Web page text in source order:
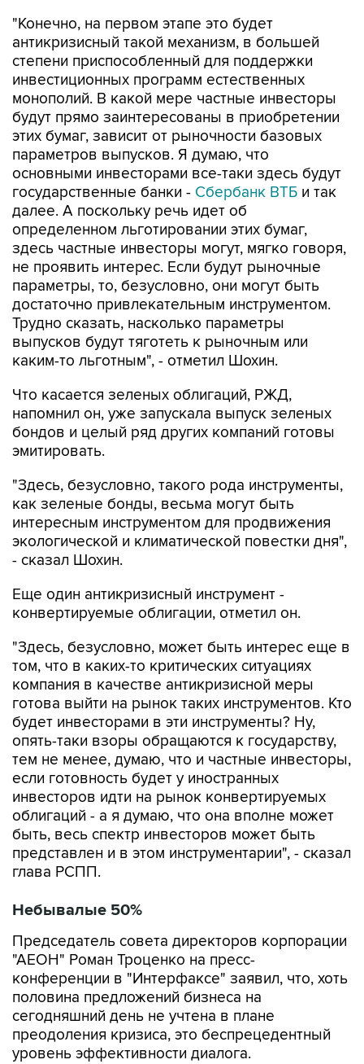
"Конечно, на первом этапе это будет
антикризисный такой механизм, в большей
степени приспособленный для поддержки
инвестиционных программ естественных
монополий. В какой мере частные инвесторы
будут прямо заинтересованы в приобретении
этих бумаг, зависит от рыночности базовых
параметров выпусков. Я думаю, что
основными инвесторами все-таки здесь будут
государственные банки - Сбербанк ВТБ и так
далее. А поскольку речь идет об
определенном льготировании этих бумаг,
здесь частные инвесторы могут, мягко говоря,
не проявить интерес. Если будут рыночные
параметры, то, безусловно, они могут быть
достаточно привлекательным инструментом.
Трудно сказать, насколько параметры
выпусков будут тяготеть к рыночным или
каким-то льготным", - отметил Шохин.
Что касается зеленых облигаций, РЖД,
напомнил он, уже запускала выпуск зеленых
бондов и целый ряд других компаний готовы
эмитировать.
"Здесь, безусловно, такого рода инструменты,
как зеленые бонды, весьма могут быть
интересным инструментом для продвижения
экологической и климатической повестки дня",
- сказал Шохин.
Еще один антикризисный инструмент -
конвертируемые облигации, отметил он.
"Здесь, безусловно, может быть интерес еще в
том, что в каких-то критических ситуациях
компания в качестве антикризисной меры
готова выйти на рынок таких инструментов. Кто
будет инвесторами в эти инструменты? Ну,
опять-таки взоры обращаются к государству,
тем не менее, думаю, что и частные инвесторы,
если готовность будет у иностранных
инвесторов идти на рынок конвертируемых
облигаций - а я думаю, что она вполне может
быть, весь спектр инвесторов может быть
представлен и в этом инструментарии", - сказал
глава РСПП.
Небывалые 50%
Председатель совета директоров корпорации
"АЕОН" Роман Троценко на пресс-
конференции в "Интерфаксе" заявил, что, хоть
половина предложений бизнеса на
сегодняшний день не учтена в плане
преодоления кризиса, это беспрецедентный
уровень эффективности диалога.